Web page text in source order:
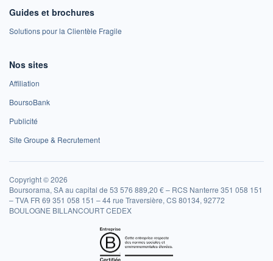
Guides et brochures
Solutions pour la Clientèle Fragile
Nos sites
Affiliation
BoursoBank
Publicité
Site Groupe & Recrutement
Copyright © 2026
Boursorama, SA au capital de 53 576 889,20 € – RCS Nanterre 351 058 151
– TVA FR 69 351 058 151 – 44 rue Traversière, CS 80134, 92772
BOULOGNE BILLANCOURT CEDEX